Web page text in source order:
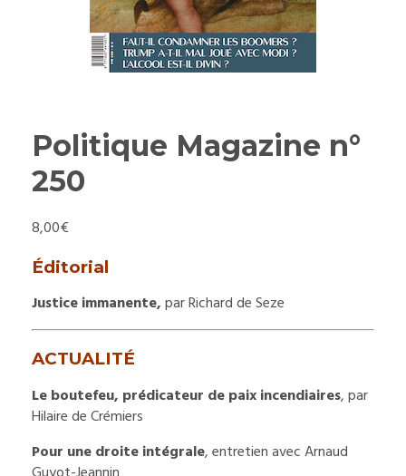
Politique Magazine n°
250
8,00€
Éditorial
Justice immanente,par Richard de Seze
ACTUALITÉ
Le boutefeu, prédicateur de paix incendiaires, par
Hilaire de Crémiers
Pour une droite intégrale, entretien avec Arnaud